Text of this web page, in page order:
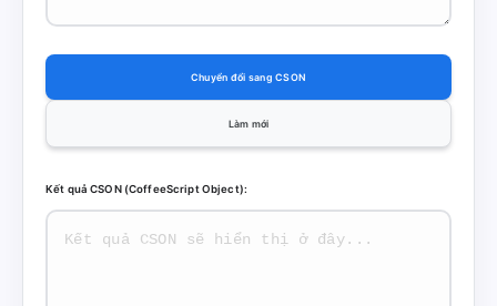
Chuyển đổi sang CSON
Làm mới
Kết quả CSON (CoffeeScript Object):